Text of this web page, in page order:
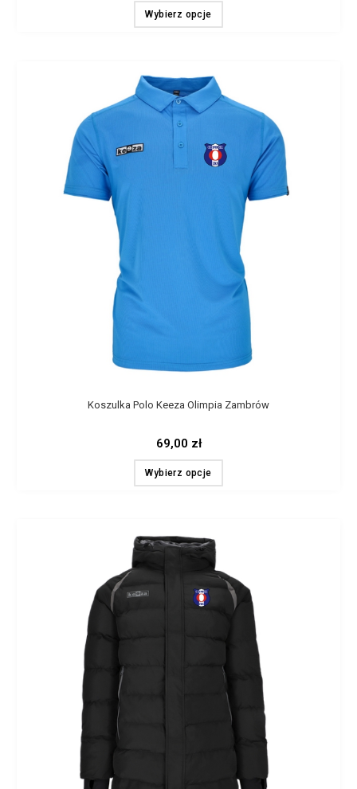
Wybierz opcje
Koszulka Polo Keeza Olimpia Zambrów
69,00 zł
Wybierz opcje